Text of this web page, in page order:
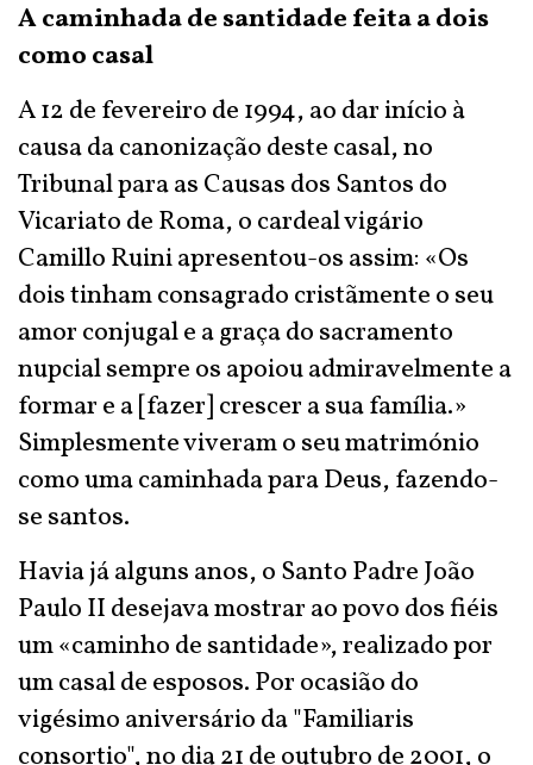
A caminhada de santidade feita a dois
como casal
A 12 de fevereiro de 1994, ao dar início à
causa da canonização deste casal, no
Tribunal para as Causas dos Santos do
Vicariato de Roma, o cardeal vigário
Camillo Ruini apresentou-os assim: «Os
dois tinham consagrado cristãmente o seu
amor conjugal e a graça do sacramento
nupcial sempre os apoiou admiravelmente a
formar e a [fazer] crescer a sua família.»
Simplesmente viveram o seu matrimónio
como uma caminhada para Deus, fazendo-
se santos.
Havia já alguns anos, o Santo Padre João
Paulo II desejava mostrar ao povo dos fiéis
um «caminho de santidade», realizado por
um casal de esposos. Por ocasião do
vigésimo aniversário da "Familiaris
consortio", no dia 21 de outubro de 2001, o